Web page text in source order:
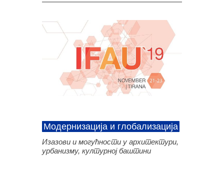
Модернизација и глобализација
Изазови и могућности у архитектури,
урбанизму, културној баштини